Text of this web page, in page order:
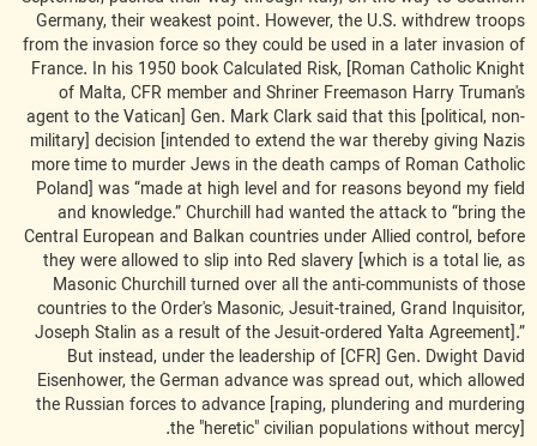
Germany, their weakest point. However, the U.S. withdrew troops
from the invasion force so they could be used in a later invasion of
France. In his 1950 book Calculated Risk, [Roman Catholic Knight
of Malta, CFR member and Shriner Freemason Harry Truman's
agent to the Vatican] Gen. Mark Clark said that this [political, non-
military] decision [intended to extend the war thereby giving Nazis
more time to murder Jews in the death camps of Roman Catholic
Poland] was “made at high level and for reasons beyond my field
and knowledge.” Churchill had wanted the attack to “bring the
Central European and Balkan countries under Allied control, before
they were allowed to slip into Red slavery [which is a total lie, as
Masonic Churchill turned over all the anti-communists of those
countries to the Order's Masonic, Jesuit-trained, Grand Inquisitor,
Joseph Stalin as a result of the Jesuit-ordered Yalta Agreement].”
But instead, under the leadership of [CFR] Gen. Dwight David
Eisenhower, the German advance was spread out, which allowed
the Russian forces to advance [raping, plundering and murdering
the "heretic" civilian populations without mercy].